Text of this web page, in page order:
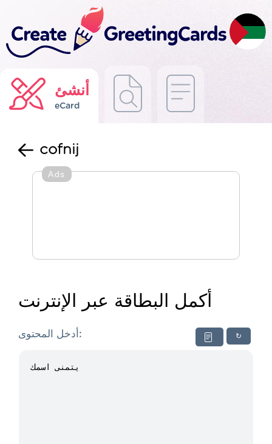
أنشئ
eCard
cofnij
Ads
أكمل البطاقة عبر الإنترنت
↻ أدخل المحتوى: